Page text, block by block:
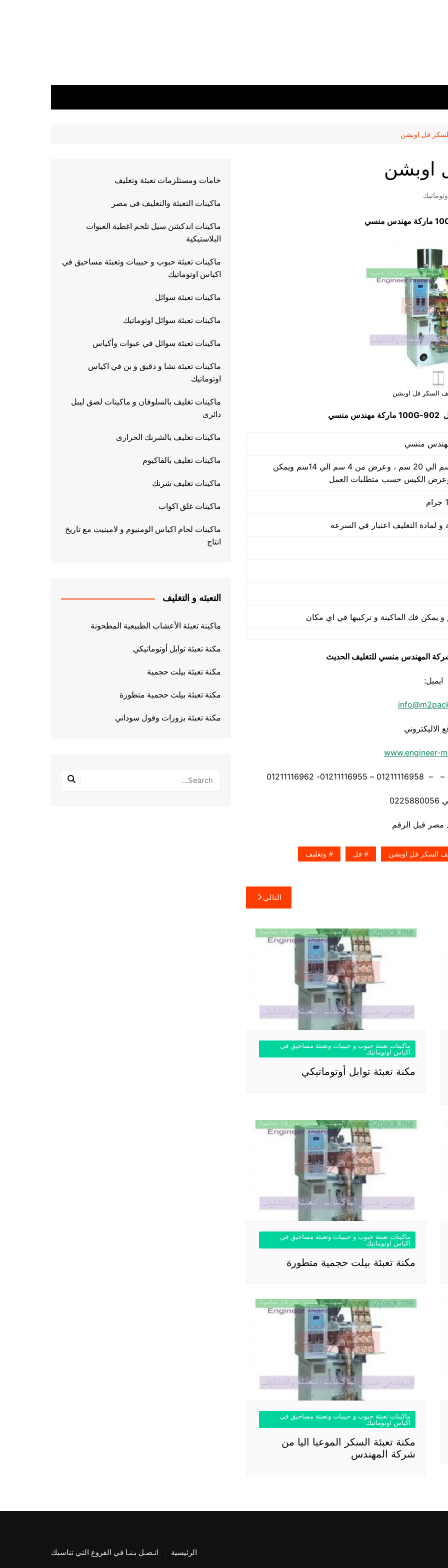
فل اوبشن
اوبشن
ماركة مهندس منسي
السكر فل اوبشن
902-100G ماركة مهندس منسي
طول الكيس من 5 سم الي 20 سم ، وعرض من 4 سم الي 14سم ويمكن
الكيس حسب متطلبات العمل
شركة المهندس منسي للتغليف الحديث
ايميل:
الاليكتروني
www.engineer-
السكر فل اوبشن فل وتغليف
التالي
ماكينات تعبئة حبوب و حبيبات وتعبئة مساحيق في
اكياس اوتوماتيك
مكنة تعبئة توابل أوتوماتيكي
ماكينات تعبئة حبوب و حبيبات وتعبئة مساحيق في
اكياس اوتوماتيك
مكنة تعبئة بيلت حجمية متطورة
ماكينات تعبئة حبوب و حبيبات وتعبئة مساحيق في
اكياس اوتوماتيك
مكنة تعبئة السكر الموعبا اليا من
شركة المهندس
خامات ومستلزمات تعبئة وتغليف
ماكينات التعبئة والتغليف فى مصر
ماكينات اندكشن سيل تلحم اغطية العبوات
البلاستيكية
ماكينات تعبئة حبوب و حبيبات وتعبئة مساحيق في
اكياس اوتوماتيك
ماكينات تعبئة سوائل
ماكينات تعبئة سوائل اوتوماتيك
ماكينات تعبئة سوائل في عبوات وأكياس
ماكينات تعبئة نشا و دقيق و بن في اكياس
اوتوماتيك
ماكينات تغليف بالسلوفان و ماكينات لصق ليبل
دائرى
ماكينات تغليف بالشرنك الحرارى
ماكينات تغليف بالفاكيوم
ماكينات تغليف شرنك
ماكينات غلق اكواب
ماكينات لحام اكياس الومنيوم و لامينيت مع تاريخ
انتاج
التعبئه و التغليف
ماكينة تعبئة الأعشاب الطبيعية المطحونة
مكنة تعبئة توابل أوتوماتيكي
مكنة تعبئة بيلت حجمية
مكنة تعبئة بيلت حجمية متطورة
مكنة تعبئة بزورات وفول سوداني
الرئيسية اتـصـل بـنـا في الفروع التي تناسبك